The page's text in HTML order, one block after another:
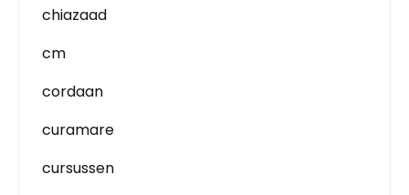
chiazaad
cm
cordaan
curamare
cursussen